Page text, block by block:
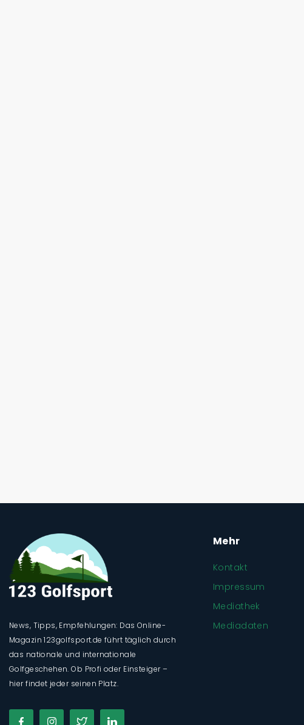
News, Tipps, Empfehlungen: Das Online-
Magazin 123golfsport.de führt täglich durch
das nationale und internationale
Golfgeschehen. Ob Profi oder Einsteiger –
hier findet jeder seinen Platz.
Mehr
Kontakt
Impressum
Mediathek
Mediadaten